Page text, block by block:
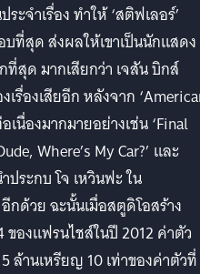
ะจำเรื่อง ทำให้ ‘สติฟเลอร์’
ที่สุด ส่งผลให้เขาเป็นนักแสดง
ที่สุด มากเสียกว่า เจสัน บิกส์
รื่องเสียอีก หลังจาก
นื่องมากมายอย่างเช่น ‘Final
Where’s My Car?’ และ
ประกบ โจ เหวินฟะ ใน
กด้วย ฉะนั้นเมื่อสตูดิโอสร้าง
ของแฟรนไชส์ในปี 2012 ค่าตัว
ล้านเหรียญ 10 เท่าของค่าตัวที่